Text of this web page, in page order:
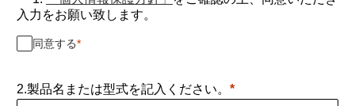
入力をお願い致します。
同意する
2.製品名または型式を記入ください。